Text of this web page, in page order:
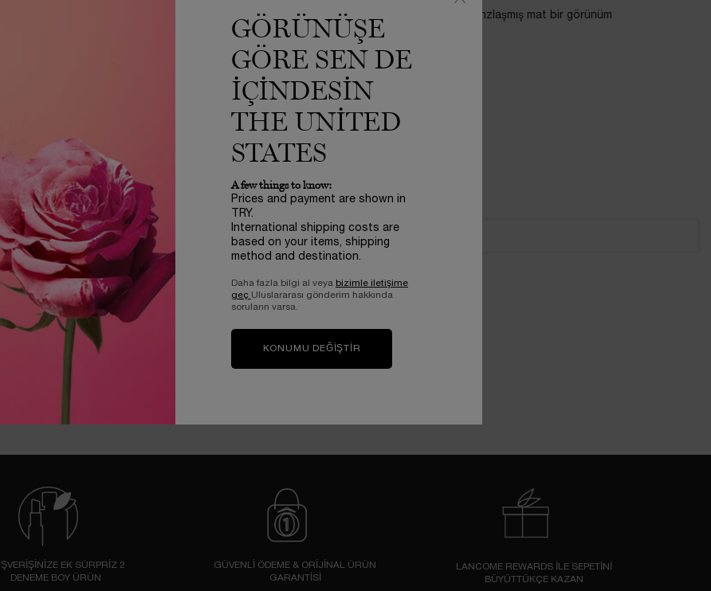
C vitamini türevi ve E vitamini ile zenginleştirilmiş formülü sayesinde anında güneşten bronzlaşmış mat bir görünüm
elde edin ve 24 saate kadar* kalıcılık sağlayın.
görünmesi için mükemmel uyumu sunan, özenle seçilmiş 4 farklı tonu keşfedin.
dokunuşuyla mükemmel bir konfor deneyimleyin.
herhangi bir inceleme yok.
inceleyen siz olun
EK SÜRPRİZ 2
DENEME BOY ÜRÜN
GÜVENLİ ÖDEME & ORİJİNAL ÜRÜN
GARANTİSİ
LANCOME REWARDS İLE SEPETİNİ
BÜYÜTTÜKÇE KAZAN
GÖRÜNÜŞE
GÖRE SEN DE
IÇINDESIN
THE UNITED
STATES
A few things to know:
Prices and payment are shown in
TRY.
International shipping costs are
based on your items, shipping
method and destination.
Daha fazla bilgi al veya bizimle iletişime
geç Uluslararası gönderim hakkında
soruların varsa.
KONUMU DEĞIŞTIR